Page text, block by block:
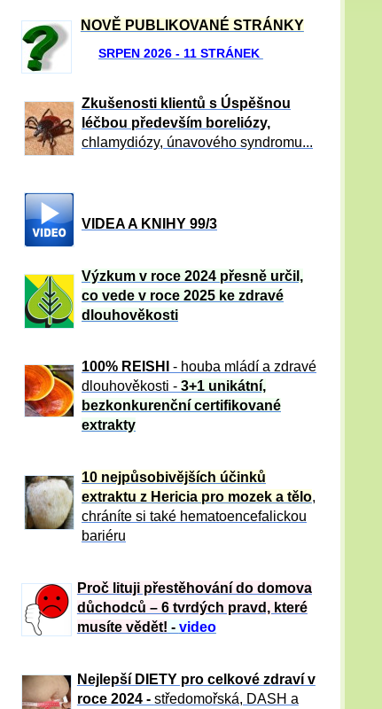
NOVĚ PUBLIKOVANÉ STRÁNKY
SRPEN 2026 - 11 STRÁNEK
Zkušenosti klientů s Úspěšnou
léčbou především boreliózy,
chlamydiózy, únavového syndromu...
VIDEA A KNIHY 99/3
Výzkum v roce 2024 přesně určil,
co vede v roce 2025 ke zdravé
dlouhověkosti
100% REISHI
- houba mládí a zdravé
dlouhověkosti - 3+1 unikátní,
bezkonkurenční certifikované
extrakty
10 nejpůsobivějších účinků
extraktu z Hericia pro mozek a tělo,
chráníte si také hematoencefalickou
bariéru
Proč lituji přestěhování do domova
důchodců – 6 tvrdých pravd, které
musíte vědět! - video
Nejlepší DIETY pro celkové zdraví v
roce 2024 - středomořská, DASH a